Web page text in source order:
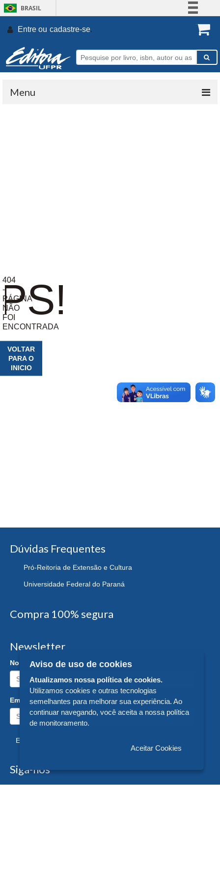
BRASIL
Participe
Entre ou cadastre-se.
Menu
404
-
PÁGINA
NÃO
FOI
ENCONTRADA
VOLTAR
PARA O
INICIO
Dúvidas Frequentes
Pró-Reitoria de Extensão e Cultura
Universidade Federal do Paraná
Compra 100% segura
Newsletter
Nome:
Email:
Enviar
Siga-nos
Aviso de uso de cookies
Atualizamos nossa política de cookies.
Utilizamos cookies e outras tecnologias
semelhantes para melhorar sua experiência. Ao
continuar navegando, você aceita a nossa política
de monitoramento.
Aceitar Cookies